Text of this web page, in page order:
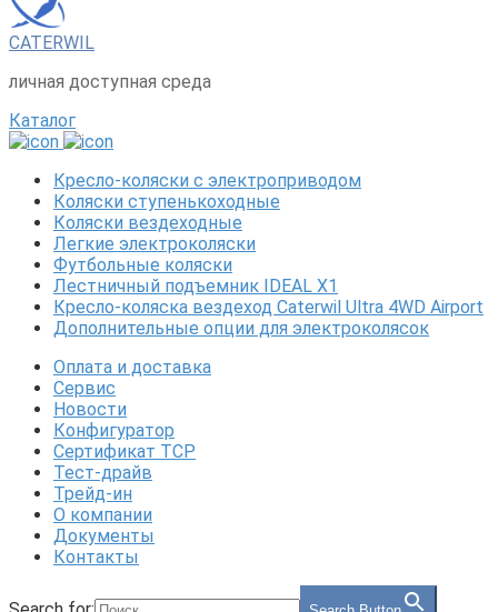
CATERWIL
личная доступная среда
Каталог
Кресло-коляски с электроприводом
Коляски ступенькоходные
Коляски вездеходные
Легкие электроколяски
Футбольные коляски
Лестничный подъемник IDEAL X1
Кресло-коляска вездеход Caterwil Ultra 4WD Airport
Дополнительные опции для электроколясок
Оплата и доставка
Сервис
Новости
Конфигуратор
Сертификат ТСР
Тест-драйв
Трейд-ин
О компании
Документы
Контакты